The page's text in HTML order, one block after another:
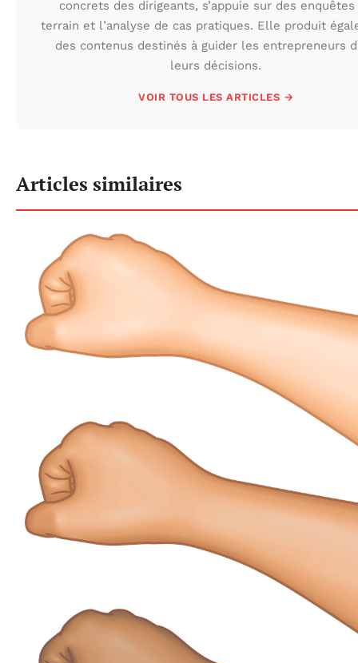
concrets des dirigeants, s’appuie sur des enquêtes
terrain et l’analyse de cas pratiques. Elle produit
des contenus destinés à guider les entrepreneurs
leurs décisions.
VOIR TOUS LES ARTICLES →
Articles similaires